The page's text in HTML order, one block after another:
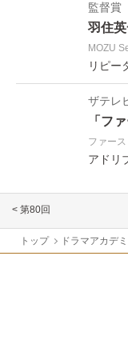
監督賞
羽住
MOZU
リピー
ザテレ
「フ
ファー
アドリ
< 第80回
トップ ドラマアカデ